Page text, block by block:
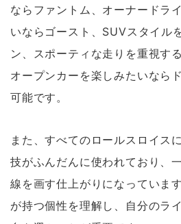
ならファントム、オーナードラ
いならゴースト、SUVスタイル
ン、スポーティな走りを重視す
オープンカーを楽しみたいなら
可能です。
また、すべてのロールスロイス
技がふんだんに使われており、
線を画す仕上がりになっていま
が持つ個性を理解し、自分のラ